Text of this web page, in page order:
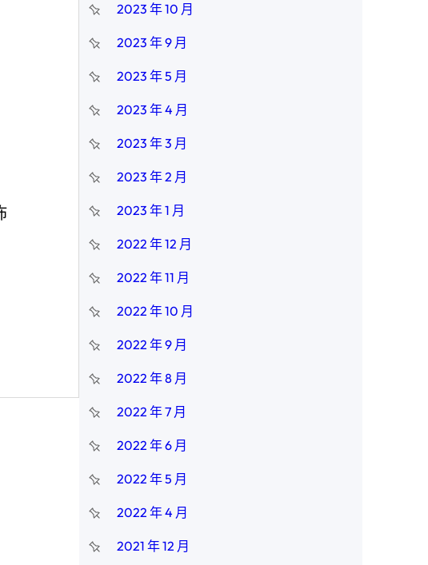
2023 年 10 月
2023 年 9 月
2023 年 5 月
2023 年 4 月
2023 年 3 月
2023 年 2 月
2023 年 1 月
2022 年 12 月
2022 年 11 月
2022 年 10 月
2022 年 9 月
2022 年 8 月
2022 年 7 月
2022 年 6 月
2022 年 5 月
2022 年 4 月
2021 年 12 月